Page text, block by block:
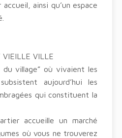
ainsi qu’un espace
VIEILLE VILLE
du village” où vivaient les
aujourd’hui les
qui constituent la
accueille un marché
où vous ne trouverez